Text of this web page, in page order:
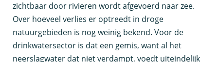
zichtbaar door rivieren wordt afgevoerd naar zee.
Over hoeveel verlies er optreedt in droge
natuurgebieden is nog weinig bekend. Voor de
drinkwatersector is dat een gemis, want al het
neerslagwater dat niet verdampt, voedt uiteindelijk